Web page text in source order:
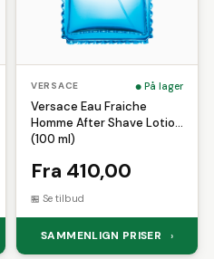
VERSACE På lager
Versace Eau Fraiche
Homme After Shave Lotion
(100 ml)
Fra 410,00
Se tilbud
SAMMENLIGN PRISER ›